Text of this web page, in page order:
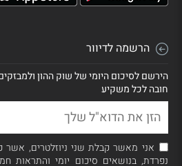
הרשמה לדיוור
הירשם לסיכום היומי של שוק ההון
חובה לכל משקיע
אני מאשר קבלת שני ניוזלטרים,
נפרדת, בנושאים סיכום יומי והתראות